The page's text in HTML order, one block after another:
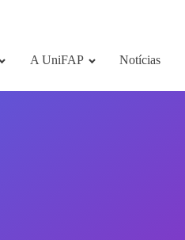
A UniFAP Notícias